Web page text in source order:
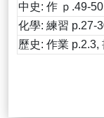
中史: 作 ｐ.49-50
化學: 練習 p.27-
歷史: 作業 p.2.3,